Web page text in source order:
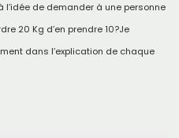
de demander à une personne
20 Kg d’en prendre 10?Je
dans l’explication de chaque